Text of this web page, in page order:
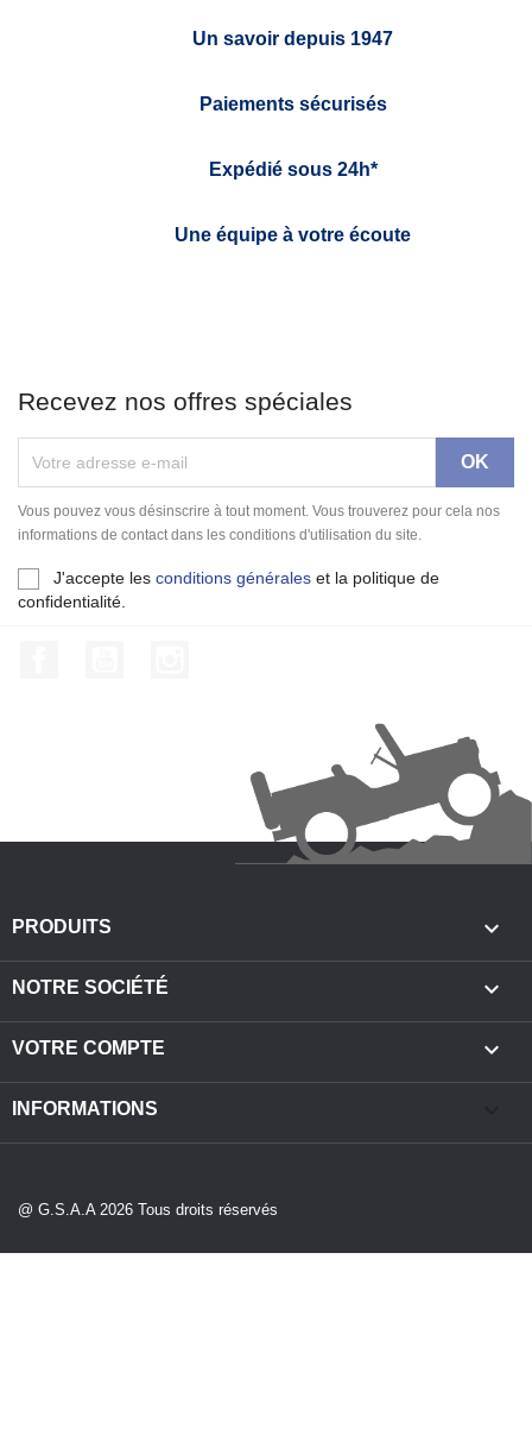
Un savoir depuis 1947
Paiements sécurisés
Expédié sous 24h*
Une équipe à votre écoute
Recevez nos offres spéciales
Vous pouvez vous désinscrire à tout moment. Vous trouverez pour cela nos
informations de contact dans les conditions d'utilisation du site.
J'accepte les conditions générales et la politique de
confidentialité.
PRODUITS 
NOTRE SOCIÉTÉ 
VOTRE COMPTE 
INFORMATIONS
@ G.S.A.A 2026 Tous droits réservés